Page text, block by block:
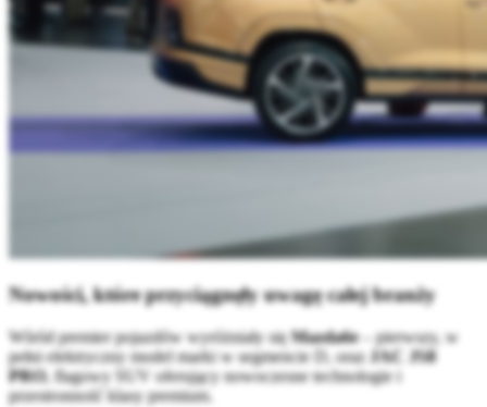
Nowości, które przyciągnęły uwagę całej branży
Wśród premier pojazdów wyróżniały sięMazda6e– pierwszy, w
pełni elektryczny model marki w segmencie D, oraz JAC JS8
PRO, flagowy SUV oferujący nowoczesne technologie i
przestronność klasy premium.